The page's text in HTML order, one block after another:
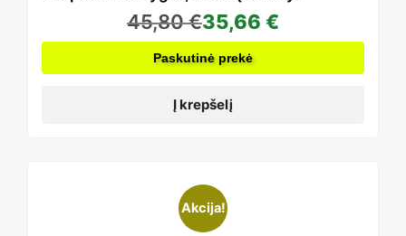
45,80€35,66 €
Paskutinė prekė
Į krepšelį
Akcija!